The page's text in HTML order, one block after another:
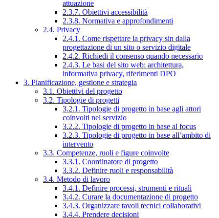
attuazione
2.3.7. Obiettivi accessibilità
2.3.8. Normativa e approfondimenti
2.4. Privacy
2.4.1. Come rispettare la privacy sin dalla
progettazione di un sito o servizio digitale
2.4.2. Richiedi il consenso quando necessario
2.4.3. Le basi del sito web: architettura,
informativa privacy, riferimenti DPO
3. Pianificazione, gestione e strategia
3.1. Obiettivi del progetto
3.2. Tipologie di progetti
3.2.1. Tipologie di progetto in base agli attori
coinvolti nel servizio
3.2.2. Tipologie di progetto in base al focus
3.2.3. Tipologie di progetto in base all’ambito di
intervento
3.3. Competenze, ruoli e figure coinvolte
3.3.1. Coordinatore di progetto
3.3.2. Definire ruoli e responsabilità
3.4. Metodo di lavoro
3.4.1. Definire processi, strumenti e rituali
3.4.2. Curare la documentazione di progetto
3.4.3. Organizzare tavoli tecnici collaborativi
3.4.4. Prendere decisioni